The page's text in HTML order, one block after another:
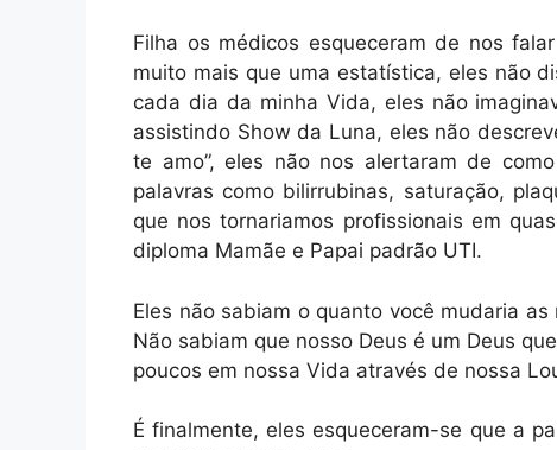
Filha os médicos esqueceram de nos
muito mais que uma estatística, eles não
cada dia da minha Vida, eles não
assistindo Show da Luna, eles não
te amo”, eles não nos alertaram de
palavras como bilirrubinas, saturação,
que nos tornariamos profissionais em
diploma Mamãe e Papai padrão UTI.
Eles não sabiam o quanto você mudaria
Não sabiam que nosso Deus é um Deus
poucos em nossa Vida através de nossa
É finalmente, eles esqueceram-se que a